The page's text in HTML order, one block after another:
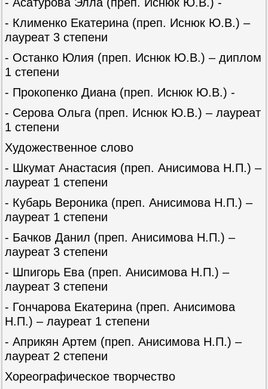
- Клименко Екатерина (преп. Иснюк Ю.В.) –
лауреат 3 степени
- Останко Юлия (преп. Иснюк Ю.В.) – диплом
1 степени
- Прокопенко Диана (преп. Иснюк Ю.В.) -
- Серова Ольга (преп. Иснюк Ю.В.) – лауреат
1 степени
Художественное слово
- Шкумат Анастасия (преп. Анисимова Н.П.) –
лауреат 1 степени
- Кубарь Вероника (преп. Анисимова Н.П.) –
лауреат 1 степени
- Бачков Данил (преп. Анисимова Н.П.) –
лауреат 3 степени
- Шпигорь Ева (преп. Анисимова Н.П.) –
лауреат 3 степени
- Гончарова Екатерина (преп. Анисимова
Н.П.) – лауреат 1 степени
- Априкян Артем (преп. Анисимова Н.П.) –
лауреат 2 степени
Хореографическое творчество